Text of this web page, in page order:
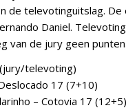
de televotinguitslag. De
Daniel.
van de jury geen punten.
televoting)
17 (7+10)
– Cotovia 17 (12+5)